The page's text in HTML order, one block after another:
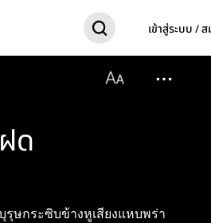
เข้าสู่ระบบ /
ด
บุรุษกระซิบข้างหูเสียงแหบพร่า